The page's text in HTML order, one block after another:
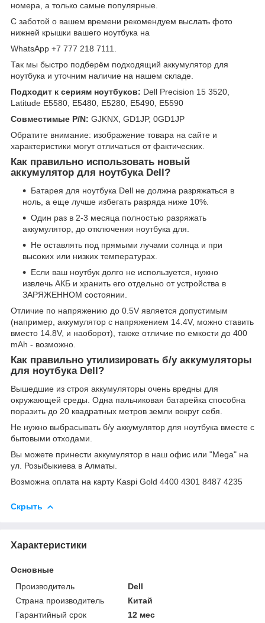
номера, а только самые популярные.
С заботой о вашем времени рекомендуем выслать фото
нижней крышки вашего ноутбука на
WhatsApp +7 777 218 7111.
Так мы быстро подберём подходящий аккумулятор для
ноутбука и уточним наличие на нашем складе.
Подходит к сериям ноутбуков: Dell Precision 15 3520,
Latitude E5580, E5480, E5280, E5490, E5590
Совместимые P/N: GJKNX, GD1JP, 0GD1JP
Обратите внимание: изображение товара на сайте и
характеристики могут отличаться от фактических.
Как правильно использовать новый
аккумулятор для ноутбука Dell?
Батарея для ноутбука Dell не должна разряжаться в
ноль, а еще лучше избегать разряда ниже 10%.
Один раз в 2-3 месяца полностью разряжать
аккумулятор, до отключения ноутбука для.
Не оставлять под прямыми лучами солнца и при
высоких или низких температурах.
Если ваш ноутбук долго не используется, нужно
извлечь АКБ и хранить его отдельно от устройства в
ЗАРЯЖЕННОМ состоянии.
Отличие по напряжению до 0.5V является допустимым
(например, аккумулятор с напряжением 14.4V, можно ставить
вместо 14.8V, и наоборот), также отличие по емкости до 400
mAh - возможно.
Как правильно утилизировать б/у аккумуляторы
для ноутбука Dell?
Вышедшие из строя аккумуляторы очень вредны для
окружающей среды. Одна пальчиковая батарейка способна
поразить до 20 квадратных метров земли вокруг себя.
Не нужно выбрасывать б/у аккумулятор для ноутбука вместе с
бытовыми отходами.
Вы можете принести аккумулятор в наш офис или "Mega" на
ул. Розыбыкиева в Алматы.
Возможна оплата на карту Kaspi Gold 4400 4301 8487 4235
Скрыть
Характеристики
Основные
Производитель
Dell
Страна производитель
Китай
Гарантийный срок
12 мес